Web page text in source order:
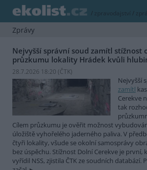
/ zpravodajství /
Zprávy
Nejvyšší správní soud zamítl stížnost
průzkumu lokality Hrádek kvůli
28.7.2026 18:20 (ČTK)
Nejvyšší
zamítl
Cerekve
tak
Cílem průzkumu je ověřit možnost
úložiště vyhořelého jaderného paliva. V
čtyři lokality, všude se okolní samosprávy
bez úspěchu. Stížnost Dolní Cerekve je první,
vyřídil NSS, zjistila ČTK ze soudních databází.